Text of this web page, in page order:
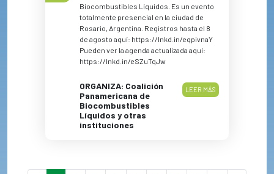
Biocombustibles Líquidos. Es un evento
totalmente presencial en la ciudad de
Rosario, Argentina. Registros hasta el 8
de agosto aquí: https://lnkd.in/eqpivnaY
Pueden ver la agenda actualizada aquí:
https://lnkd.in/eSZuTqJw
ORGANIZA: Coalición
Panamericana de
Biocombustibles
Líquidos y otras
instituciones
LEER MÁS